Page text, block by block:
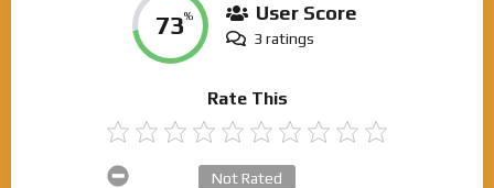
73% User Score
3 ratings
Rate This
Not Rated